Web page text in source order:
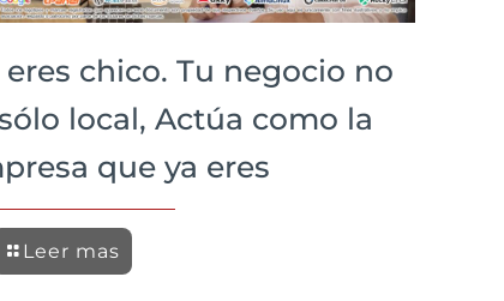
eres chico. Tu negocio no
local, Actúa como la
que ya eres
Leer mas